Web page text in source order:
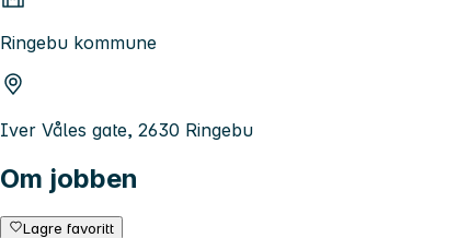
Ringebu kommune
Iver Våles gate, 2630 Ringebu
Om jobben
Lagre favoritt